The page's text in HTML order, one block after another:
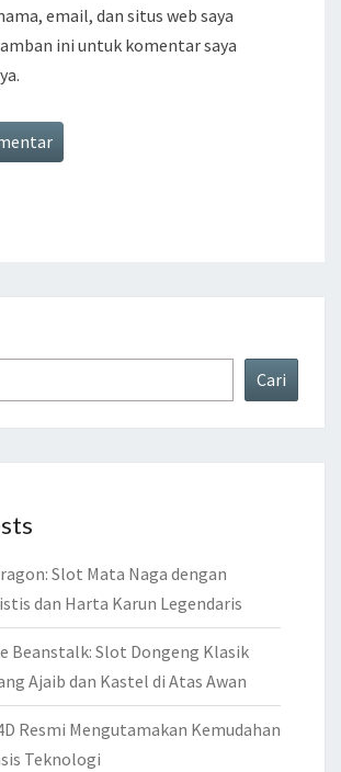
email, dan situs web saya
ini untuk komentar saya
Cari
Slot Mata Naga dengan
dan Harta Karun Legendaris
Beanstalk: Slot Dongeng Klasik
Ajaib dan Kastel di Atas Awan
Resmi Mengutamakan Kemudahan
Teknologi